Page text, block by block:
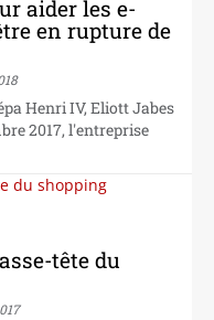
aider les e-
en rupture de
Henri IV, Eliott Jabes
2017, l'entreprise
tête du